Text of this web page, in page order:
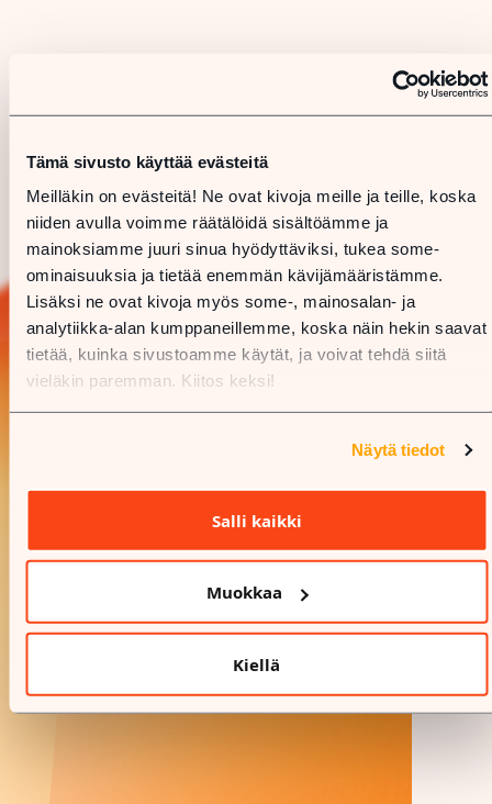
Tämä sivusto käyttää evästeitä
Meilläkin on evästeitä! Ne ovat kivoja meille ja teille, koska
niiden avulla voimme räätälöidä sisältöämme ja
mainoksiamme juuri sinua hyödyttäviksi, tukea some-
ominaisuuksia ja tietää enemmän kävijämääristämme.
Lisäksi ne ovat kivoja myös some-, mainosalan- ja
analytiikka-alan kumppaneillemme, koska näin hekin saavat
tietää, kuinka sivustoamme käytät, ja voivat tehdä siitä
vieläkin paremman. Kiitos keksi!
Näytä tiedot
Salli kaikki
Muokkaa
Kiellä